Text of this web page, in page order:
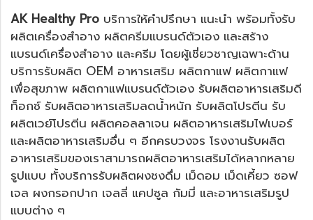
AK Healthy Pro บริการให้คำปรึกษา แนะนำ พร้อมทั้งรับ
ผลิตเครื่องสำอาง ผลิตครีมแบรนด์ตัวเอง และสร้าง
แบรนด์เครื่องสำอาง และครีม โดยผู้เชี่ยวชาญเฉพาะด้าน
บริการรับผลิต OEM อาหารเสริม ผลิตกาแฟ ผลิตกาแฟ
เพื่อสุขภาพ ผลิตกาแฟแบรนด์ตัวเอง รับผลิตอาหารเสริมดี
ท็อกซ์ รับผลิตอาหารเสริมลดน้ำหนัก รับผลิตโปรตีน รับ
ผลิตเวย์โปรตีน ผลิตคอลลาเจน ผลิตอาหารเสริมไฟเบอร์
และผลิตอาหารเสริมอื่น ๆ อีกครบวงจร โรงงานรับผลิต
อาหารเสริมของเราสามารถผลิตอาหารเสริมได้หลากหลาย
รูปแบบ ทั้งบริการรับผลิตผงชงดื่ม เม็ดอม เม็ดเคี้ยว ซอฟ
เจล ผงกรอกปาก เจลลี่ แคปซูล กัมมี่ และอาหารเสริมรูป
แบบต่าง ๆ